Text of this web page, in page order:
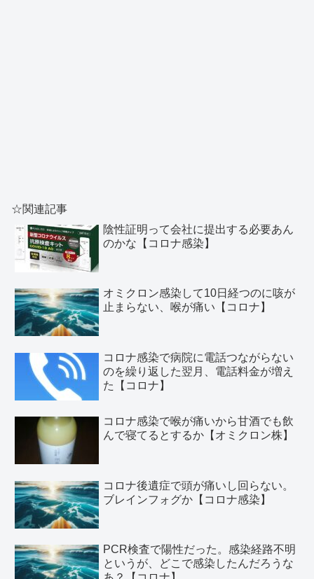
☆関連記事
陰性証明って会社に提出する必要あん
のかな【コロナ感染】
オミクロン感染して10日経つのに咳が
止まらない、喉が痛い【コロナ】
コロナ感染で病院に電話つながらない
のを繰り返した翌月、電話料金が増え
た【コロナ】
コロナ感染で喉が痛いから甘酒でも飲
んで寝てるとするか【オミクロン株】
コロナ後遺症で頭が痛いし回らない。
ブレインフォグか【コロナ感染】
PCR検査で陽性だった。感染経路不明
というが、どこで感染したんだろうな